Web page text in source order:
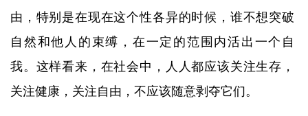
由，特别是在现在这个性各异的时候，谁不想突破
自然和他人的束缚，在一定的范围内活出一个自
我。这样看来，在社会中，人人都应该关注生存，
关注健康，关注自由，不应该随意剥夺它们。